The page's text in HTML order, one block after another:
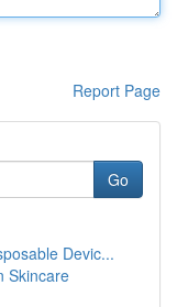
Report Page
Go
Devic...
Skincare